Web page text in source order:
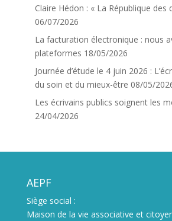
Claire Hédon : « La République des
06/07/2026
La facturation électronique : nous
plateformes 18/05/2026
Journée d’étude le 4 juin 2026 :
du soin et du mieux-être 08/05/
Les écrivains publics soignent les
24/04/2026
AEPF
Siège social :
Maison de la vie associative et